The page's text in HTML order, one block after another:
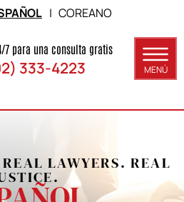
Main Content
7 para una consulta gratis
333-4223 MENÚ
| COREANO
LAWYERS. REAL